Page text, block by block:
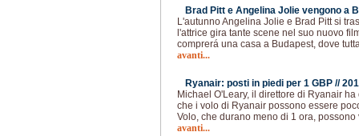
Brad Pitt e Angelina Jolie vengono a
L'autunno Angelina Jolie e Brad Pitt si
l'attrice gira tante scene nel suo nuovo
comprerá una casa a Budapest, dove
avanti...
Ryanair: posti in piedi per 1 GBP //
Michael O'Leary, il direttore di Ryanair
che i volo di Ryanair possono essere
Volo, che durano meno di 1 ora,
avanti...